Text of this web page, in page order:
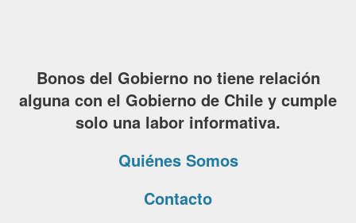
Bonos del Gobierno no tiene relación
alguna con el Gobierno de Chile y cumple
solo una labor informativa.
Quiénes Somos
Contacto